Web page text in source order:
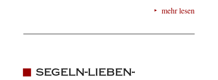
mehr lesen
segeln-lieben-